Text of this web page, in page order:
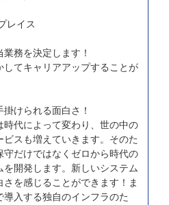
レイス
務を決定します！
してキャリアアップすることが
けられる面白さ！
時代によって変わり、世の中の
スも増えていきます。そのた
だけではなくゼロから時代の
開発します。新しいシステム
を感じることができます！ま
入する独自のインフラのた